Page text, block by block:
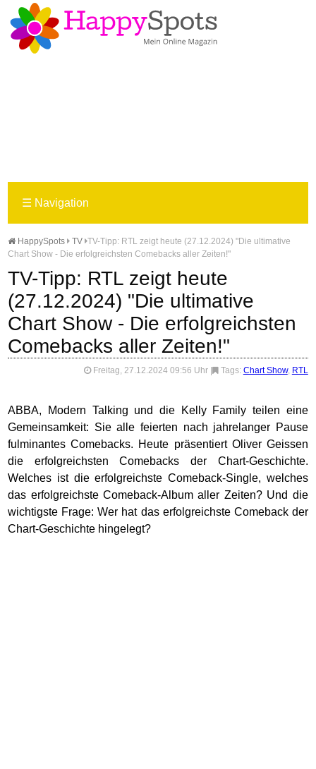
☰ Navigation
HappySpots TV TV-Tipp: RTL zeigt heute (27.12.2024) "Die ultimative
Chart Show - Die erfolgreichsten Comebacks aller Zeiten!"
TV-Tipp: RTL zeigt heute
(27.12.2024) "Die ultimative
Chart Show - Die erfolgreichsten
Comebacks aller Zeiten!"
Freitag, 27.12.2024 09:56 Uhr Tags: Chart Show, RTL
ABBA, Modern Talking und die Kelly Family teilen eine
Gemeinsamkeit: Sie alle feierten nach jahrelanger Pause
fulminantes Comebacks. Heute präsentiert Oliver Geissen
die erfolgreichsten Comebacks der Chart-Geschichte.
Welches ist die erfolgreichste Comeback-Single, welches
das erfolgreichste Comeback-Album aller Zeiten? Und die
wichtigste Frage: Wer hat das erfolgreichste Comeback der
Chart-Geschichte hingelegt?